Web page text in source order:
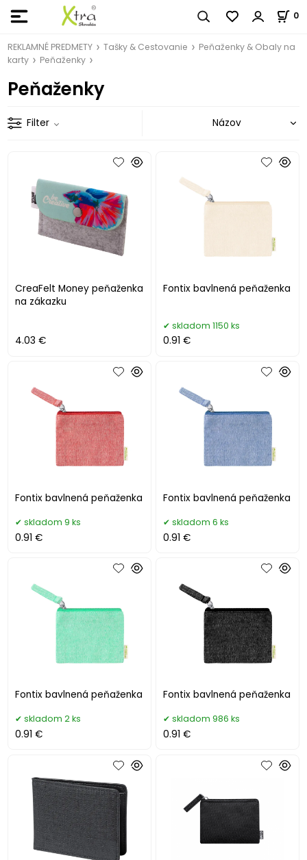
0
REKLAMNÉ PREDMETY Tašky & Cestovanie
Peňaženky & Obaly na
karty
Peňaženky
Peňaženky
Filter
CreaFelt Money peňaženka
na zákazku
4.03 €
Fontix bavlnená peňaženka
skladom 1150 ks
0.91 €
Fontix bavlnená peňaženka
skladom 9 ks
0.91 €
Fontix bavlnená peňaženka
skladom 6 ks
0.91 €
Fontix bavlnená peňaženka
skladom 2 ks
0.91 €
Fontix bavlnená peňaženka
skladom 986 ks
0.91 €